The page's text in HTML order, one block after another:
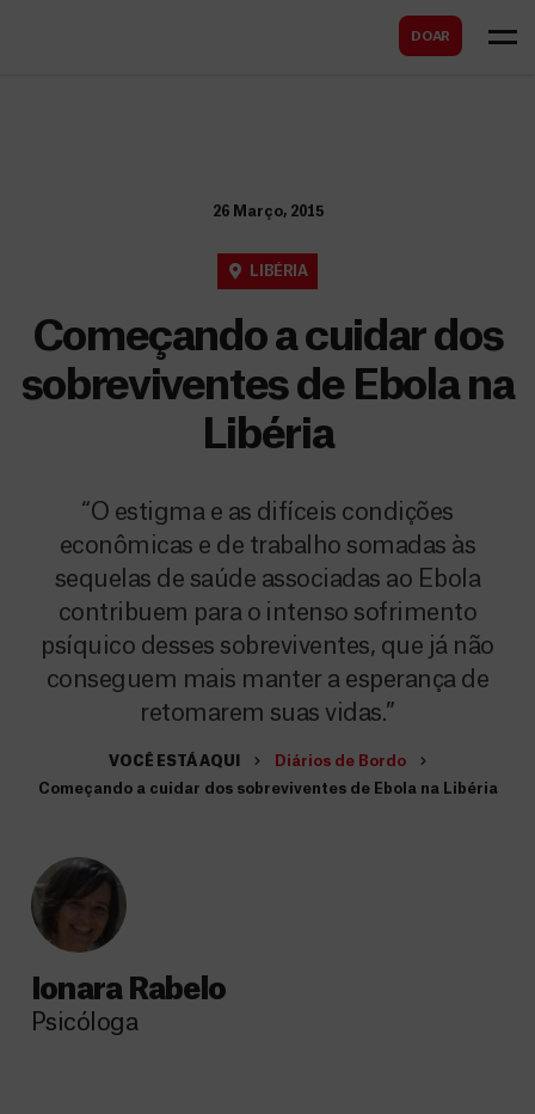
DOAR
26 Março, 2015
LIBÉRIA
Começando a cuidar dos
sobreviventes de Ebola na
Libéria
“O estigma e as difíceis condições
econômicas e de trabalho somadas às
sequelas de saúde associadas ao Ebola
contribuem para o intenso sofrimento
psíquico desses sobreviventes, que já não
conseguem mais manter a esperança de
retomarem suas vidas.”
VOCÊ ESTÁ AQUI
Diários de Bordo
Começando a cuidar dos sobreviventes de Ebola na Libéria
Ionara Rabelo
Psicóloga